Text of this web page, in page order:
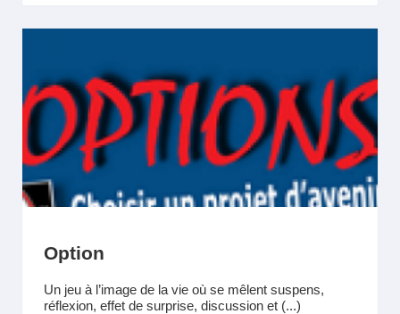
Option
Un jeu à l’image de la vie où se mêlent suspens,
réflexion, effet de surprise, discussion et (...)